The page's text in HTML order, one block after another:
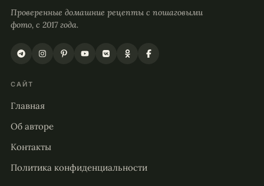
Проверенные домашние рецепты с пошаговыми
фото, с 2017 года.
САЙТ
Главная
Об авторе
Контакты
Политика конфиденциальности